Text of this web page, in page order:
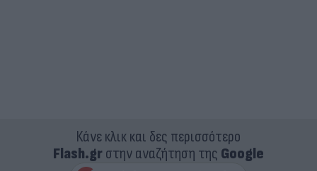
Κάνε κλικ και δες περισσότερο
Flash.grστην αναζήτηση της Google